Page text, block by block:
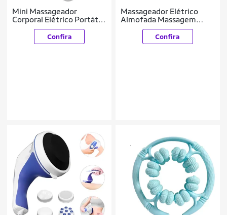
Mini Massageador
Corporal Elétrico Portátil
Costas Pescoço
Confira
Massageador Elétrico
Almofada Massagem
Nuca Pés Pescoço
Confira